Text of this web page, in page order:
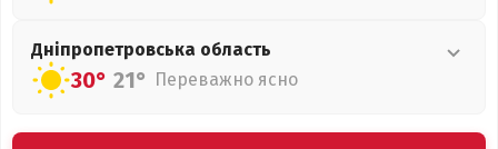
Дніпропетровська область
30° 21° Переважно ясно